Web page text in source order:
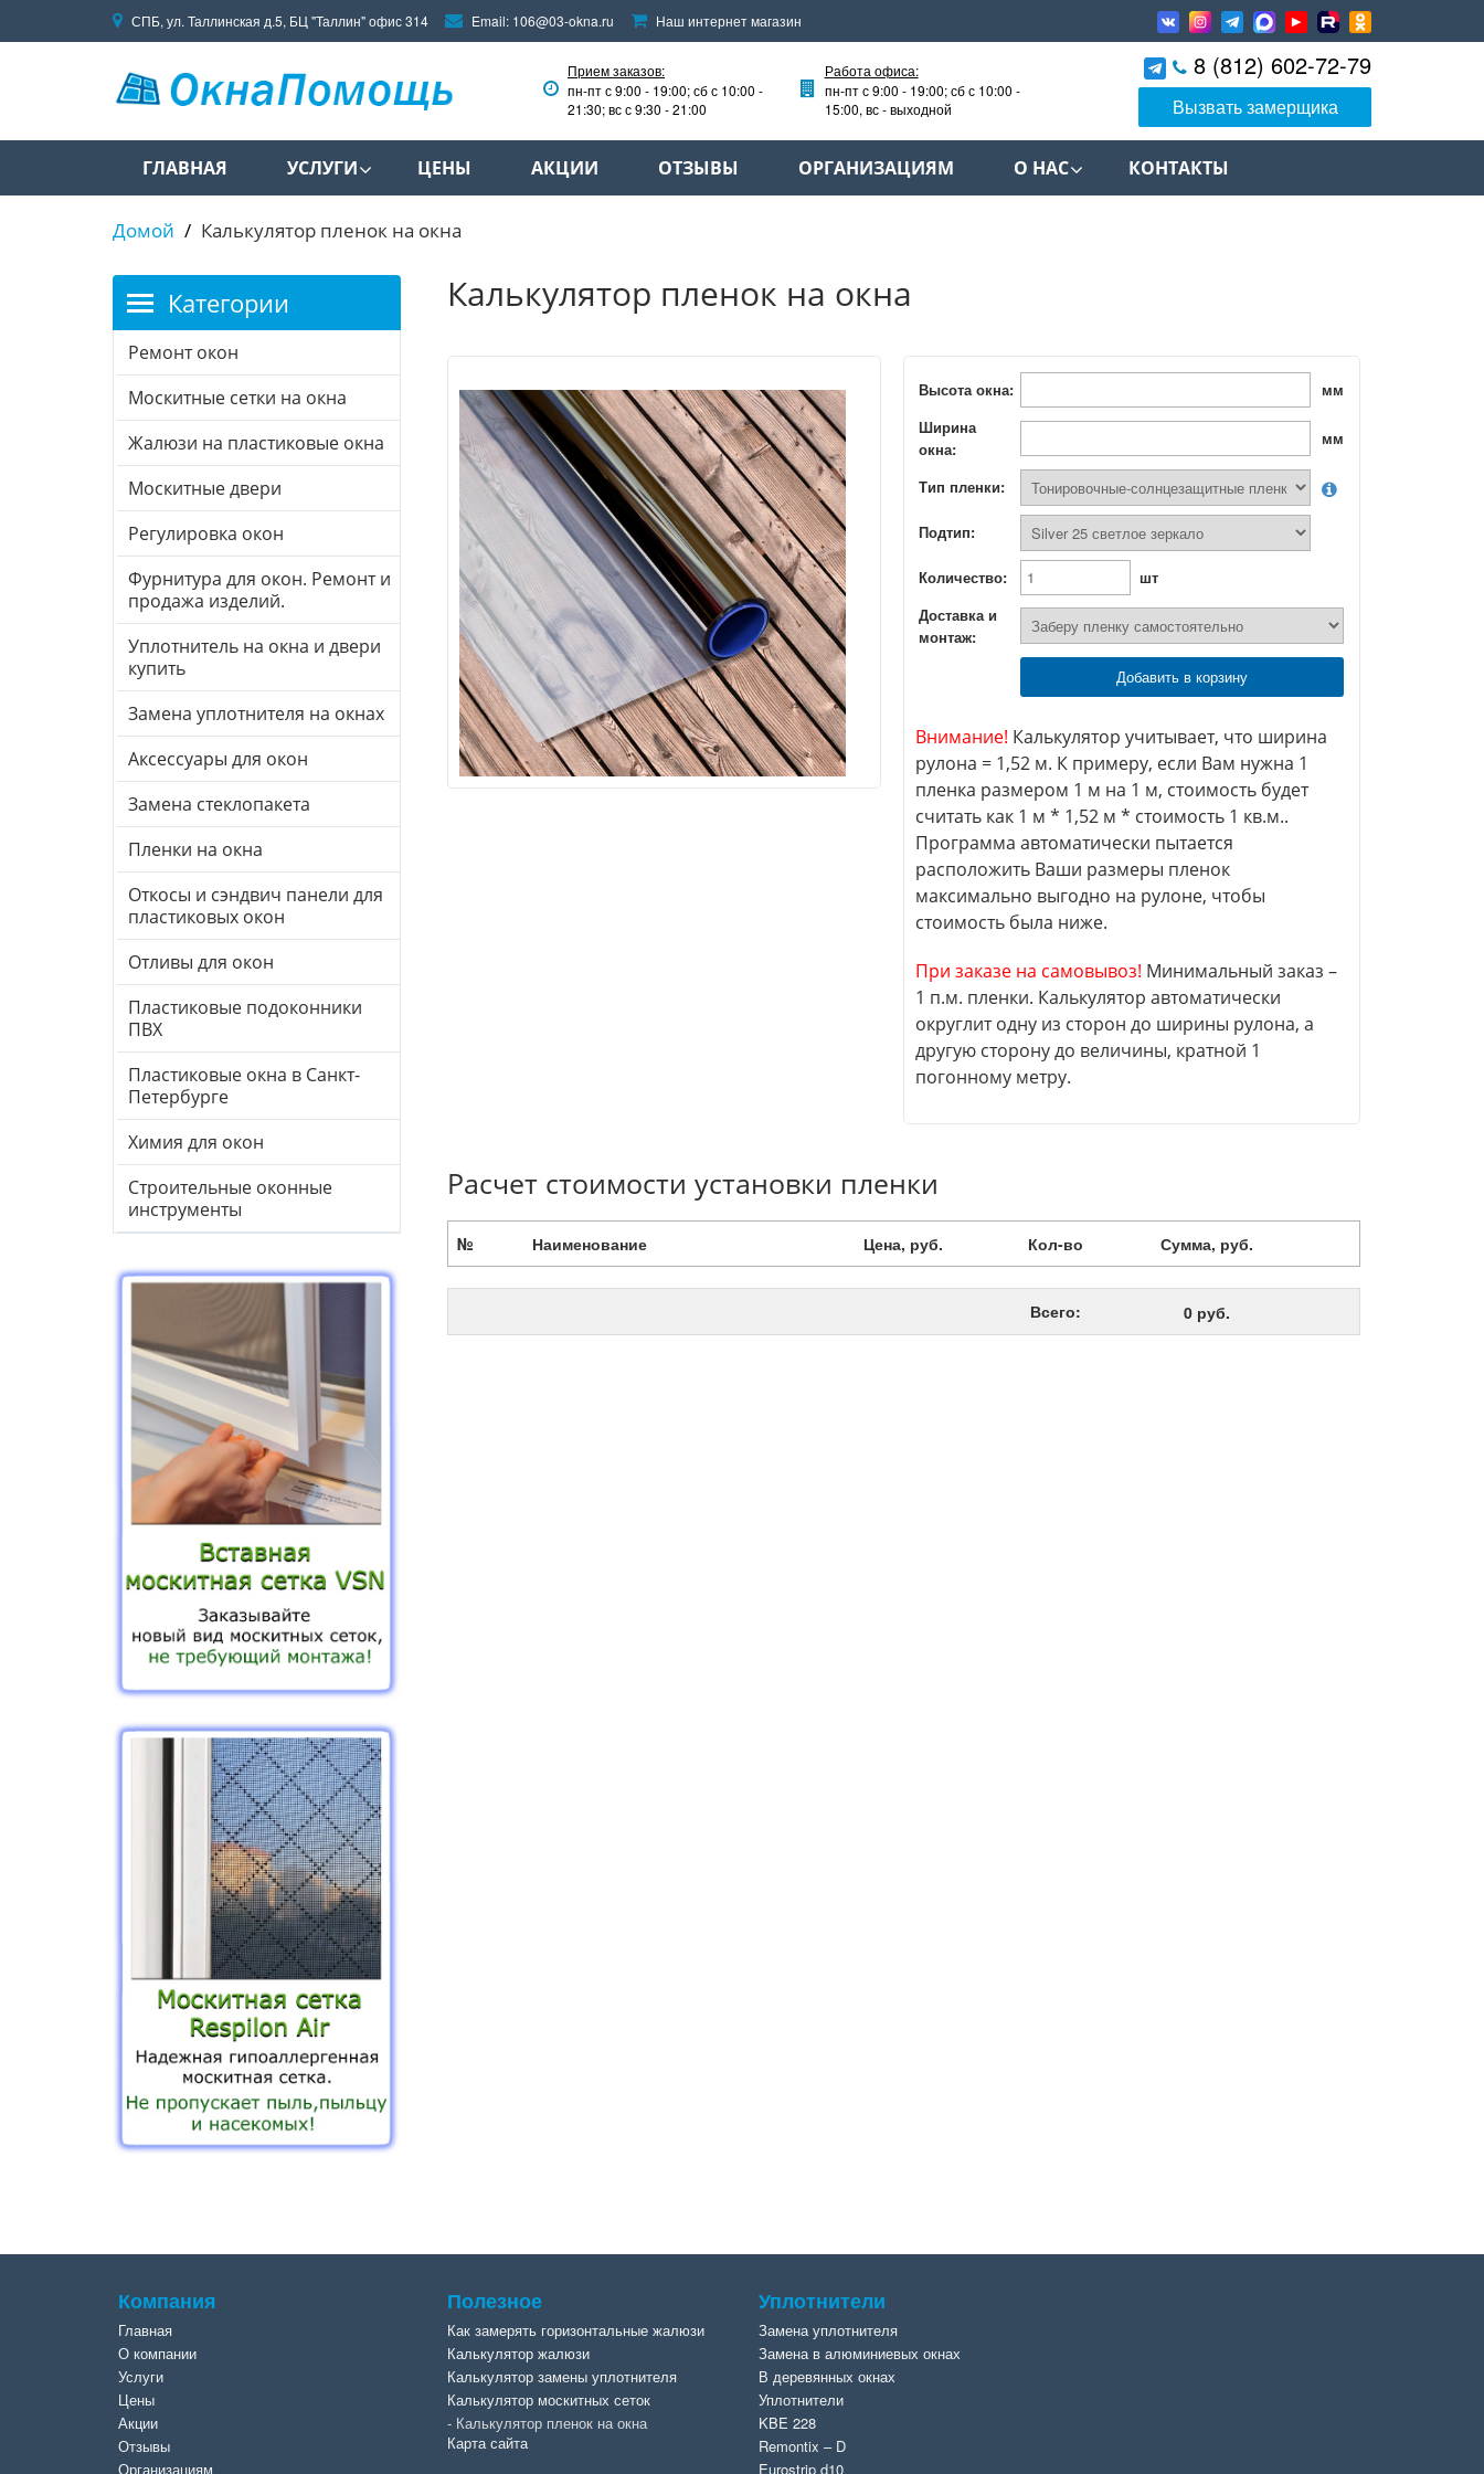
СПБ, ул. Таллинская д.5, БЦ "Таллин" офис 314 Email: 106@03-okna.ru Наш интернет магазин
Прием заказов:
пн-пт с 9:00 - 19:00; сб с 10:00 -
21:30; вс с 9:30 - 21:00
Работа офиса:
пн-пт с 9:00 - 19:00; сб с 10:00 -
15:00, вс - выходной
8 (812) 602-72-79
Вызвать замерщика
ГЛАВНАЯ УСЛУГИ ЦЕНЫ АКЦИИ ОТЗЫВЫ ОРГАНИЗАЦИЯМ О НАС КОНТАКТЫ
Домой Калькулятор пленок на окна
Калькулятор пленок на окна
Высота окна:
мм
Ширина
окна:
мм
Тип пленки:
Подтип:
Количество:
шт
Доставка и
монтаж:
Добавить в корзину
Внимание! Калькулятор учитывает, что ширина
рулона = 1,52 м. К примеру, если Вам нужна 1
пленка размером 1 м на 1 м, стоимость будет
считать как 1 м * 1,52 м * стоимость 1 кв.м..
Программа автоматически пытается
расположить Ваши размеры пленок
максимально выгодно на рулоне, чтобы
стоимость была ниже.
При заказе на самовывоз! Минимальный заказ –
1 п.м. пленки. Калькулятор автоматически
округлит одну из сторон до ширины рулона, а
другую сторону до величины, кратной 1
погонному метру.
Расчет стоимости установки пленки
№ Наименование Цена, руб. Кол-во Сумма, руб.
Всего: 0 руб.
Категории
Ремонт окон
Москитные сетки на окна
Жалюзи на пластиковые окна
Москитные двери
Регулировка окон
Фурнитура для окон. Ремонт и
продажа изделий.
Уплотнитель на окна и двери
купить
Замена уплотнителя на окнах
Аксессуары для окон
Замена стеклопакета
Пленки на окна
Откосы и сэндвич панели для
пластиковых окон
Отливы для окон
Пластиковые подоконники
ПВХ
Пластиковые окна в Санкт-
Петербурге
Химия для окон
Строительные оконные
инструменты
Компания
Главная
О компании
Услуги
Цены
Акции
Отзывы
Организациям
Полезное
Как замерять горизонтальные жалюзи
Калькулятор жалюзи
Калькулятор замены уплотнителя
Калькулятор москитных сеток
Калькулятор пленок на окна
Карта сайта
Уплотнители
Замена уплотнителя
Замена в алюминиевых окнах
В деревянных окнах
Уплотнители
KBE 228
Remontix – D
Eurostrip d10